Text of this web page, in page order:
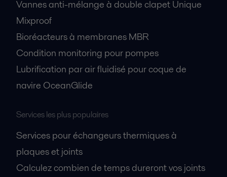
Vannes anti-mélange à double clapet Unique
Mixproof
Bioréacteurs à membranes MBR
Condition monitoring pour pompes
Lubrification par air fluidisé pour coque de
navire OceanGlide
Services les plus populaires
Services pour échangeurs thermiques à
plaques et joints
Calculez combien de temps dureront vos joints